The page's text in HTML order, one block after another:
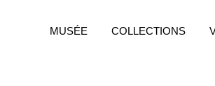
MUSÉE COLLECTIONS